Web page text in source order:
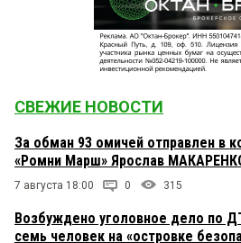
СВЕЖИЕ НОВОСТИ
За обман 93 омичей отправлен в
«Ромни Марш» Ярослав
7 августа 18:00 0 315
Возбуждено уголовное дело по
семь человек на «островке